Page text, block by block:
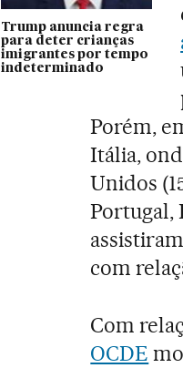
Trump anuncia regra
para deter crianças
imigrantes por tempo
indeterminado
Porém,
Itália,
Unidos
Portugal,
com
Com
OCDE